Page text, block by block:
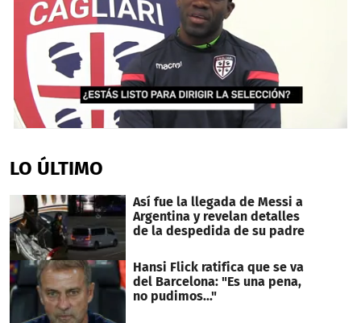
of
3
25
seconds
LO ÚLTIMO
Así fue la llegada de Messi a
Argentina y revelan detalles
de la despedida de su padre
Hansi Flick ratifica que se va
del Barcelona: "Es una pena,
no pudimos..."